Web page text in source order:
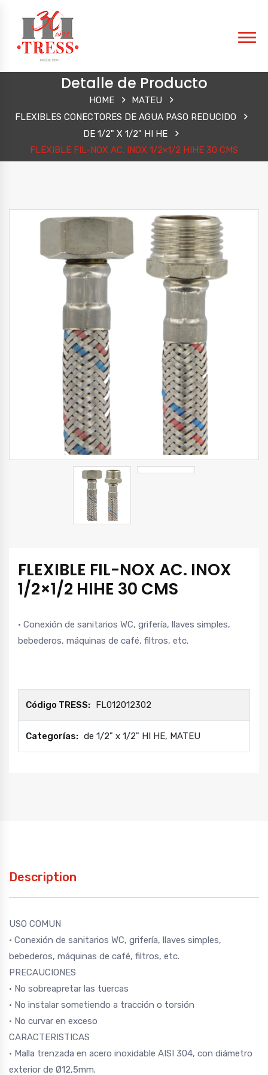
Detalle de Producto
HOME
MATEU
FLEXIBLES CONECTORES DE AGUA PASO REDUCIDO
DE 1/2" X 1/2" HI HE
FLEXIBLE FIL-NOX AC. INOX 1/2×1/2 HIHE 30 CMS
FLEXIBLE FIL-NOX AC. INOX
1/2×1/2 HIHE 30 CMS
· Conexión de sanitarios WC, grifería, llaves simples,
bebederos, máquinas de café, filtros, etc.
Código TRESS: FL012012302
Categorías: de 1/2" x 1/2" HI HE, MATEU
Description
USO COMUN
· Conexión de sanitarios WC, grifería, llaves simples,
bebederos, máquinas de café, filtros, etc.
PRECAUCIONES
· No sobreapretar las tuercas
· No instalar sometiendo a tracción o torsión
· No curvar en exceso
CARACTERISTICAS
· Malla trenzada en acero inoxidable AISI 304, con diámetro
exterior de Ø12,5mm.